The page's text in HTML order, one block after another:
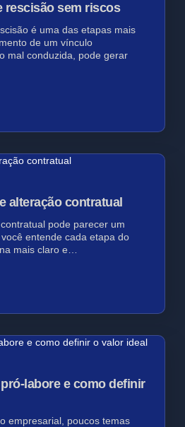
rescisão sem riscos
é uma das etapas mais
de um vínculo
mal conduzida, pode gerar
alteração contratual
pode parecer um
entende cada etapa do
mais claro e…
labore e como definir
empresarial, poucos temas